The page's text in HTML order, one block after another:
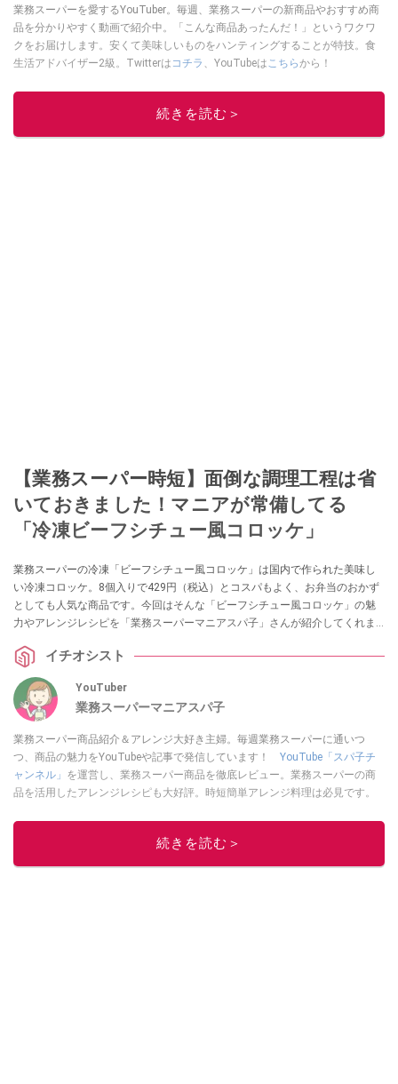
業務スーパーを愛するYouTuber。毎週、業務スーパーの新商品やおすすめ商
品を分かりやすく動画で紹介中。「こんな商品あったんだ！」というワクワ
クをお届けします。安くて美味しいものをハンティングすることが特技。食
生活アドバイザー2級。Twitterは コチラ 、YouTubeは こちらから！
このイチオシストの他の記事を読む
続きを読む＞
【業務スーパー時短】面倒な調理工程は省
いておきました！マニアが常備してる
「冷凍ビーフシチュー風コロッケ」
業務スーパーの冷凍「ビーフシチュー風コロッケ」は国内で作られた美味し
い冷凍コロッケ。8個入りで429円（税込）とコスパもよく、お弁当のおかず
としても人気な商品です。今回はそんな「ビーフシチュー風コロッケ」の魅
力やアレンジレシピを「業務スーパーマニアスパ子」さんが紹介してくれま
のだそう！ お弁当で使えるお惣菜をお探しの方は要チェックですよ！
イチオシスト
YouTuber
業務スーパーマニアスパ子
業務スーパー商品紹介＆アレンジ大好き主婦。毎週業務スーパーに通いつ
つ、商品の魅力をYouTubeや記事で発信しています！ YouTube「スパ子チ
ャンネル」 を運営し、業務スーパー商品を徹底レビュー。業務スーパーの商
品を活用したアレンジレシピも大好評。時短簡単アレンジ料理は必見です。
このイチオシストの他の記事を読む
続きを読む＞